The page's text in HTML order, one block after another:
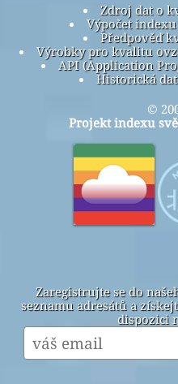
Zdroj dat o
Výpočet
Předpověď
Výrobky pro kvalitu
API (Application
Historická
©
Projekt indexu
Zaregistrujte se do
seznamu adresátů a
dispozici